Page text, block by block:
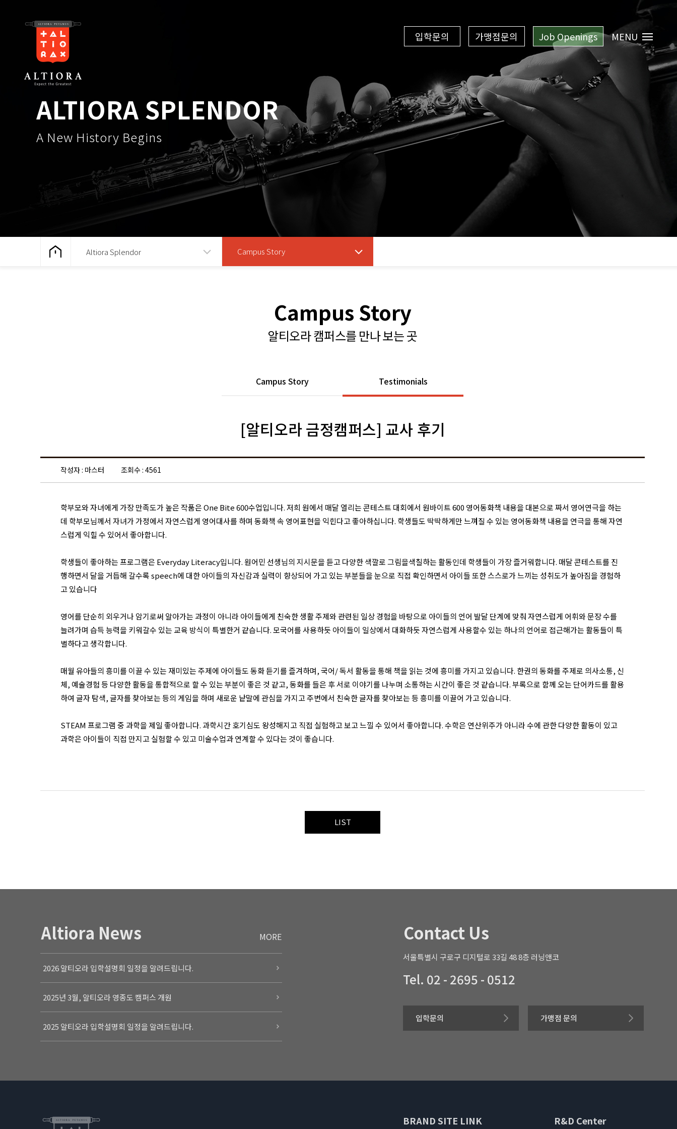
입학문의 가맹점문의 Job Openings MENU
ALTIORA SPLENDOR
A New History Begins
Altiora Splendor Campus Story
Campus Story
알티오라 캠퍼스를 만나 보는 곳
Campus Story Testimonials
[알티오라 금정캠퍼스] 교사 후기
작성자 : 마스터 조회수 : 4561
학부모와 자녀에게 가장 만족도가 높은 작품은 One Bite 600수업입니다. 저희 원에서 매달 열리는 콘테스트 대회에서 원바이트 600 영어동화책 내용을 대본으로 짜서 영어연극을 하는
데 학부모님께서 자녀가 가정에서 자연스럽게 영어대사를 하며 동화책 속 영어표현을 익힌다고 좋아하십니다. 학생들도 딱딱하게만 느껴질 수 있는 영어동화책 내용을 연극을 통해 자연
스럽게 익힐 수 있어서 좋아합니다.
학생들이 좋아하는 프로그램은 Everyday Literacy입니다. 원어민 선생님의 지시문을 듣고 다양한 색깔로 그림을색칠하는 활동인데 학생들이 가장 즐거워합니다. 매달 콘테스트를 진
행하면서 달을 거듭해 갈수록 speech에 대한 아이들의 자신감과 실력이 향상되어 가고 있는 부분들을 눈으로 직접 확인하면서 아이들 또한 스스로가 느끼는 성취도가 높아짐을 경험하
고 있습니다
영어를 단순히 외우거나 암기로써 알아가는 과정이 아니라 아이들에게 친숙한 생활 주제와 관련된 일상 경험을 바탕으로 아이들의 언어 발달 단계에 맞춰 자연스럽게 어휘와 문장 수를
늘려가며 습득 능력을 키워갈수 있는 교육 방식이 특별한거 같습니다. 모국어를 사용하듯 아이들이 일상에서 대화하듯 자연스럽게 사용할수 있는 하나의 언어로 접근해가는 활동들이 특
별하다고 생각합니다.
매월 유아들의 흥미를 이끌 수 있는 재미있는 주제에 아이들도 동화 듣기를 즐겨하며, 국어/ 독서 활동을 통해 책을 읽는 것에 흥미를 가지고 있습니다. 한권의 동화를 주제로 의사소통, 신
체, 예술경험 등 다양한 활동을 통합적으로 할 수 있는 부분이 좋은 것 같고, 동화를 들은 후 서로 이야기를 나누며 소통하는 시간이 좋은 것 같습니다. 부록으로 함께 오는 단어카드를 활용
하여 글자 탐색, 글자를 찾아보는 등의 게임을 하며 새로운 낱말에 관심을 가지고 주변에서 친숙한 글자를 찾아보는 등 흥미를 이끌어 가고 있습니다.
STEAM 프로그램 중 과학을 제일 좋아합니다. 과학시간 호기심도 왕성해지고 직접 실험하고 보고 느낄 수 있어서 좋아합니다. 수학은 연산위주가 아니라 수에 관한 다양한 활동이 있고
과학은 아이들이 직접 만지고 실험할 수 있고 미술수업과 연계할 수 있다는 것이 좋습니다.
LIST
Altiora News MORE
2026 알티오라 입학설명회 일정을 알려드립니다.
2025년 3월, 알티오라 영종도 캠퍼스 개원
2025 알티오라 입학설명회 일정을 알려드립니다.
Contact Us
서울특별시 구로구 디지털로 33길 48 8층 러닝앤코
Tel. 02 - 2695 - 0512
입학문의 가맹점 문의
BRAND SITE LINK R&D Center